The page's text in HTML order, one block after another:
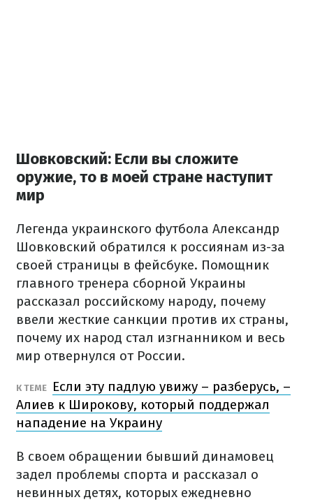
Шовковский: Если вы сложите
оружие, то в моей стране наступит
мир
Легенда украинского футбола Александр
Шовковский обратился к россиянам из-за
своей страницы в фейсбуке. Помощник
главного тренера сборной Украины
рассказал российскому народу, почему
ввели жесткие санкции против их страны,
почему их народ стал изгнанником и весь
мир отвернулся от России.
К ТЕМЕ
Если эту падлую увижу – разберусь, –
Алиев к Широкову, который поддержал
нападение на Украину
В своем обращении бывший динамовец
задел проблемы спорта и рассказал о
невинных детях, которых ежедневно